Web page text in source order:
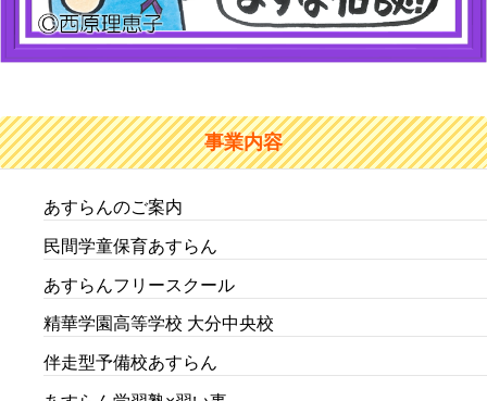
事業内容
あすらんのご案内
民間学童保育あすらん
あすらんフリースクール
精華学園高等学校 大分中央校
伴走型予備校あすらん